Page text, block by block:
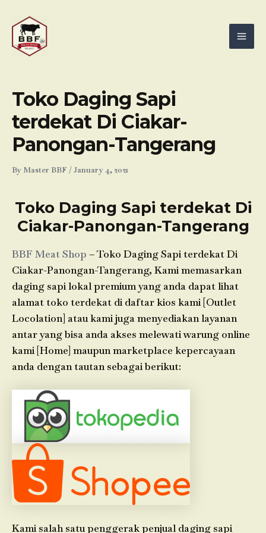
content
Toko Daging Sapi
terdekat Di Ciakar-
Panongan-Tangerang
By Master BBF /January 4, 2021
Toko Daging Sapi terdekat Di
Ciakar-Panongan-Tangerang
BBF Meat Shop – Toko Daging Sapi terdekat Di
Ciakar-Panongan-Tangerang, Kami memasarkan
daging sapi lokal premium yang anda dapat lihat
alamat toko terdekat di daftar kios kami [Outlet
Locolation] atau kami juga menyediakan layanan
antar yang bisa anda akses melewati warung online
kami [Home] maupun marketplace kepercayaan
anda dengan tautan sebagai berikut:
Kami salah satu penggerak penjual daging sapi